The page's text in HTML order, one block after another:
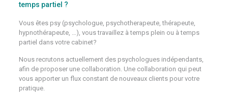
temps partiel ?
Vous êtes psy (psychologue, psychotherapeute, thérapeute,
hypnothérapeute, …), vous travaillez à temps plein ou à temps
partiel dans votre cabinet?
Nous recrutons actuellement des psychologues indépendants,
afin de proposer une collaboration. Une collaboration qui peut
vous apporter un flux constant de nouveaux clients pour votre
pratique.